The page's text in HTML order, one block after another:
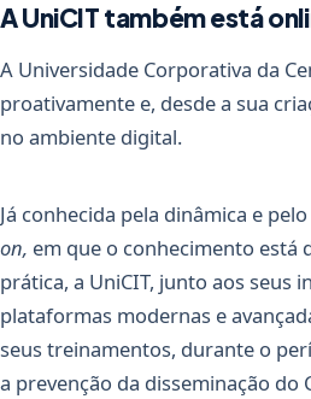
A UniCIT também está
A Universidade Corporativa da
proativamente e, desde a sua
no ambiente digital.
Já conhecida pela dinâmica e
on, em que o conhecimento está
prática, a UniCIT, junto aos seus
plataformas modernas e
seus treinamentos, durante o
a prevenção da disseminação do